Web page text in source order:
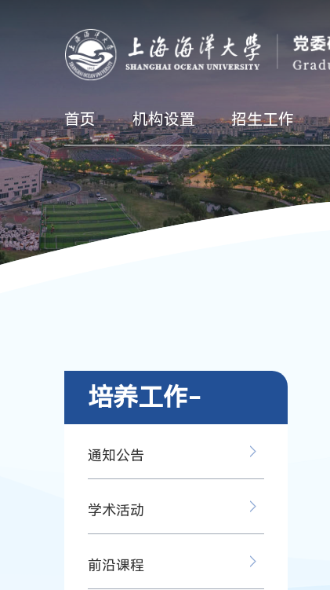
首页 机构设置 招生工作
培养工作-
通知公告
学术活动
前沿课程